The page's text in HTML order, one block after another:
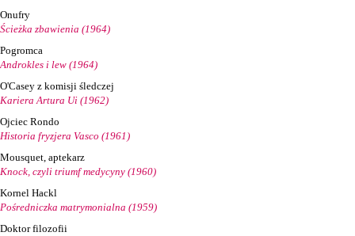
Onufry
Ścieżka zbawienia (1964)
Pogromca
Androkles i lew (1964)
O'Casey z komisji śledczej
Kariera Artura Ui (1962)
Ojciec Rondo
Historia fryzjera Vasco (1961)
Mousquet, aptekarz
Knock, czyli triumf medycyny (1960)
Kornel Hackl
Pośredniczka matrymonialna (1959)
Doktor filozofii